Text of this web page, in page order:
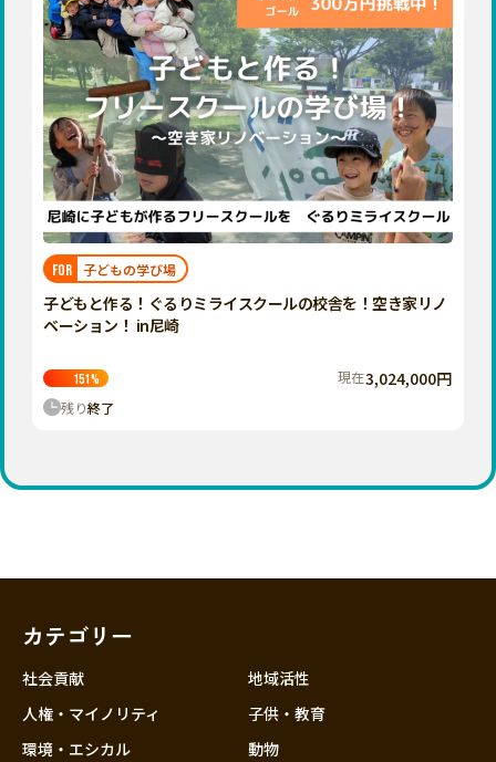
長野
岐阜
静岡
愛知
近畿
三重
滋賀
大阪
奈良
広島
FOR 子どもの学び場
子どもと作る！ぐるりミライスクールの校舎を！空き家リノ
ベーション！ in尼崎
151% 現在3,024,000円
残り終了
カテゴリー
社会貢献
人権・マイノリティ
環境・エシカル
地域活性
子供・教育
動物